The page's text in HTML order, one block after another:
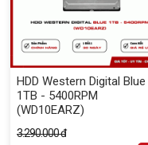
HDD Western Digital Blue
1TB - 5400RPM
(WD10EARZ)
3.290.000 đ